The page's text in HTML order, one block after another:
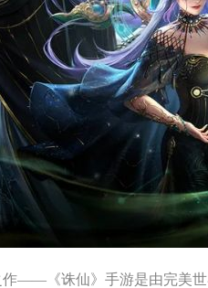
作——《诛仙》手游是由完美